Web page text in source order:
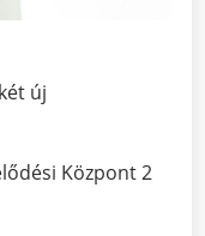
új
Központ 2